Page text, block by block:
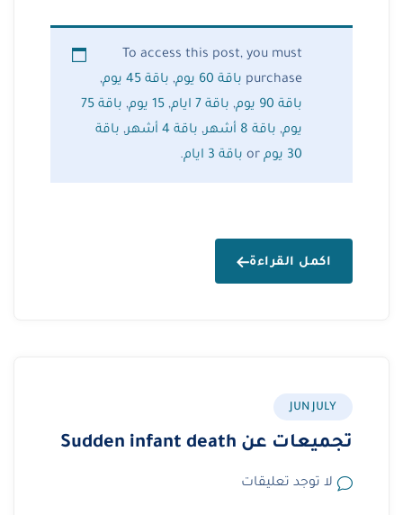
To access this post, you must
purchase باقة 60 يوم , باقة 45 يوم
,
باقة 90 يوم
, باقة 7 ايام , 15 يوم ,
باقة 75
يوم, باقة 8 أشهر , باقة 4 أشهر , باقة
30 يوم
باقة 3 ايام .
اكمل القراءة
JUN JULY
تجميعات عن Sudden infant death
لا توجد تعليقات